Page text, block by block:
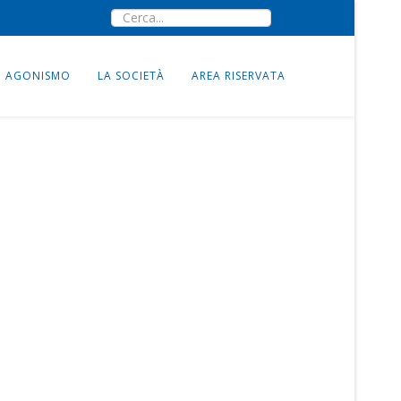
AGONISMO LA SOCIETÀ AREA RISERVATA